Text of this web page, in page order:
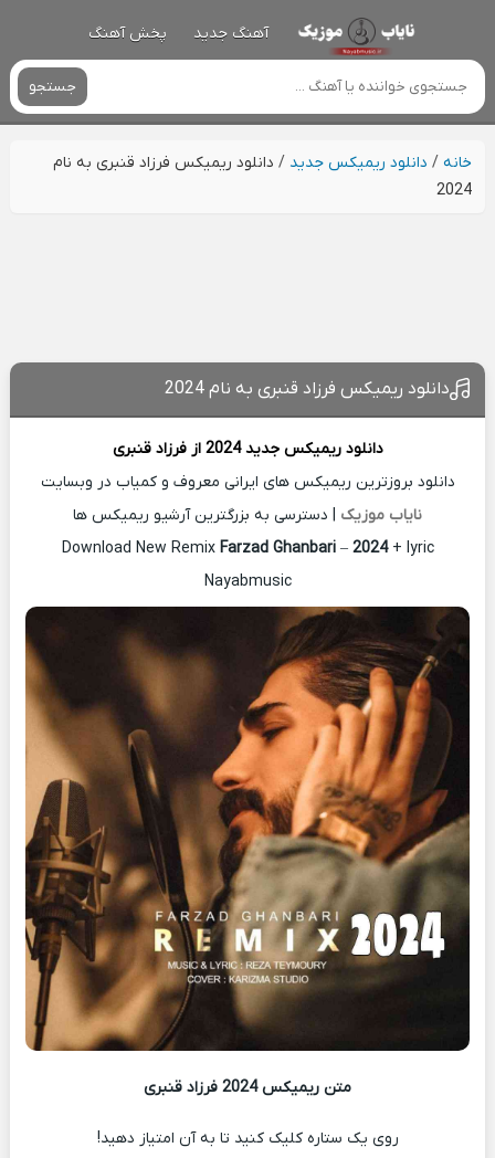
آهنگ جدید پخش آهنگ
جستجو
خانه/ دانلود ریمیکس جدید / دانلود ریمیکس فرزاد قنبری به نام
2024
دانلود ریمیکس فرزاد قنبری به نام 2024
دانلود ریمیکس جدید2024 از
فرزاد قنبری
دانلود بروزترین ریمیکس های ایرانی معروف و کمیاب در وبسایت
نایاب موزیک | دسترسی به بزرگترین آرشیو ریمیکس ها
Download New Remix Farzad Ghanbari– 2024+ lyric
Nayabmusic
متن ریمیکس 2024 فرزاد قنبری
روی یک ستاره کلیک کنید تا به آن امتیاز دهید!